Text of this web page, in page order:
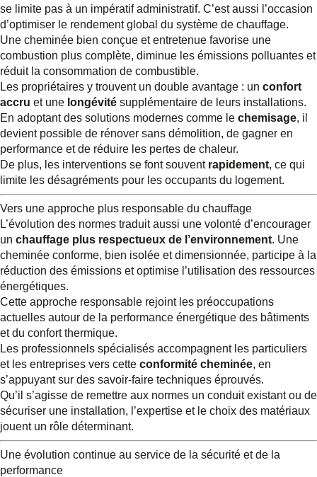
se limite pas à un impératif administratif. C’est aussi l’occasion
d’optimiser le rendement global du système de chauffage.
Une cheminée bien conçue et entretenue favorise une
combustion plus complète, diminue les émissions polluantes et
réduit la consommation de combustible.
Les propriétaires y trouvent un double avantage : un confort
accru et une longévité supplémentaire de leurs installations.
En adoptant des solutions modernes comme le chemisage, il
devient possible de rénover sans démolition, de gagner en
performance et de réduire les pertes de chaleur.
De plus, les interventions se font souvent rapidement, ce qui
limite les désagréments pour les occupants du logement.
Vers une approche plus responsable du chauffage
L’évolution des normes traduit aussi une volonté d’encourager
un chauffage plus respectueux de l’environnement. Une
cheminée conforme, bien isolée et dimensionnée, participe à la
réduction des émissions et optimise l’utilisation des ressources
énergétiques.
Cette approche responsable rejoint les préoccupations
actuelles autour de la performance énergétique des bâtiments
et du confort thermique.
Les professionnels spécialisés accompagnent les particuliers
et les entreprises vers cette conformité cheminée, en
s’appuyant sur des savoir-faire techniques éprouvés.
Qu’il s’agisse de remettre aux normes un conduit existant ou de
sécuriser une installation, l’expertise et le choix des matériaux
jouent un rôle déterminant.
Une évolution continue au service de la sécurité et de la
performance